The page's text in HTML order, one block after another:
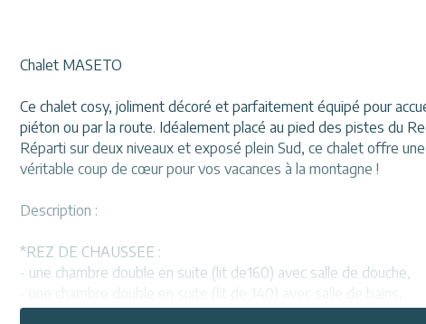
Chalet MASETO
Ce chalet cosy, joliment décoré et parfaitement équipé pour
piéton ou par la route. Idéalement placé au pied des pistes du
Réparti sur deux niveaux et exposé plein Sud, ce chalet offre
véritable coup de cœur pour vos vacances à la montagne !
Description :
*REZ DE CHAUSSEE :
- une chambre double en suite (lit de160) avec salle de douche,
- une chambre double en suite (lit de 140) avec salle de bains,
- une buanderie avec lave-linge/séchant et toilettes séparés.